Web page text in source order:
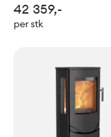
42 359,-
per stk